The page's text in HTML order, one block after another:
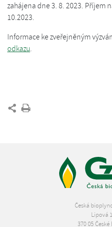
zahájena dne 3. 8. 2023. Příjem
10.2023.
Informace ke zveřejněným
odkazu.
Česká
Lipová
370 05